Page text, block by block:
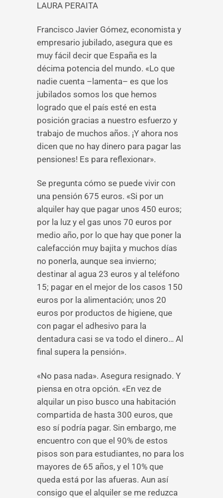
LAURA PERAITA
Francisco Javier Gómez, economista y
empresario jubilado, asegura que es
muy fácil decir que España es la
décima potencia del mundo. «Lo que
nadie cuenta –lamenta– es que los
jubilados somos los que hemos
logrado que el país esté en esta
posición gracias a nuestro esfuerzo y
trabajo de muchos años. ¡Y ahora nos
dicen que no hay dinero para pagar las
pensiones! Es para reflexionar».
Se pregunta cómo se puede vivir con
una pensión 675 euros. «Si por un
alquiler hay que pagar unos 450 euros;
por la luz y el gas unos 70 euros por
medio año, por lo que hay que poner la
calefacción muy bajita y muchos días
no ponerla, aunque sea invierno;
destinar al agua 23 euros y al teléfono
15; pagar en el mejor de los casos 150
euros por la alimentación; unos 20
euros por productos de higiene, que
con pagar el adhesivo para la
dentadura casi se va todo el dinero… Al
final supera la pensión».
«No pasa nada». Asegura resignado. Y
piensa en otra opción. «En vez de
alquilar un piso busco una habitación
compartida de hasta 300 euros, que
eso sí podría pagar. Sin embargo, me
encuentro con que el 90% de estos
pisos son para estudiantes, no para los
mayores de 65 años, y el 10% que
queda está por las afueras. Aun así
consigo que el alquiler se me reduzca